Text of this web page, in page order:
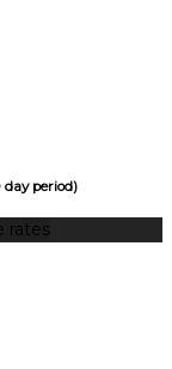
day period)
rates